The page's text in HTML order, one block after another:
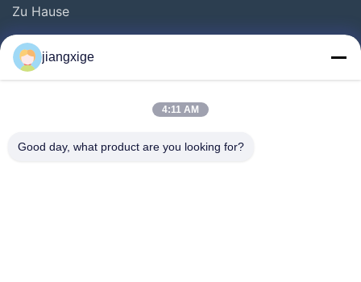
Zu Hause
Produkte
Über Uns
Kontakt Mit Uns
jiangxige
4:11 AM
Good day, what product are you looking for?